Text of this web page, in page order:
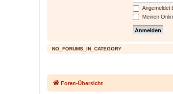
Angemeldet
Meinen
NO_FORUMS_IN_CATEGORY
Foren-Übersicht